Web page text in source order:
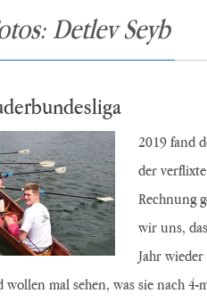
Detlev Seyb
2019 fand
der
Rechnung
wir uns,
Jahr
wollen mal sehen, was sie nach